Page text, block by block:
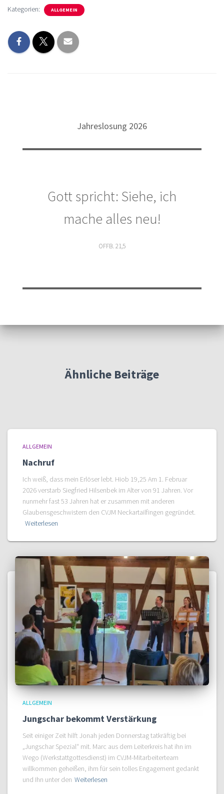
Kategorien: ALLGEMEIN
Jahreslosung 2026
Gott spricht: Siehe, ich
mache alles neu!
OFFB. 21,5
Ähnliche Beiträge
ALLGEMEIN
Nachruf
Ich weiß, dass mein Erlöser lebt. Hiob 19,25 Am 1. Februar
2026 verstarb Siegfried Hilsenbek im Alter von 91 Jahren. Vor
nunmehr fast 53 Jahren hat er zusammen mit anderen
Glaubensgeschwistern den CVJM Neckartailfingen gegründet.
Weiterlesen
ALLGEMEIN
Jungschar bekommt Verstärkung
Seit einiger Zeit hilft Jonah jeden Donnerstag tatkräftig bei
„Jungschar Spezial“ mit. Marc aus dem Leiterkreis hat ihn im
Wego (Werkstattgottesdienst) im CVJM-Mitarbeiterteam
willkommen geheißen, ihm für sein tolles Engagement gedankt
und Ihn unter den Weiterlesen